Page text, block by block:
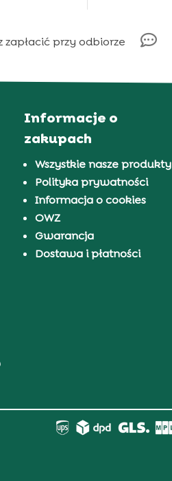
zapłacić przy odbiorze 
Informacje o
zakupach
Wszystkie nasze produkty
Polityka prywatności
Informacja o cookies
OWZ
Gwarancja
Dostawa i płatności